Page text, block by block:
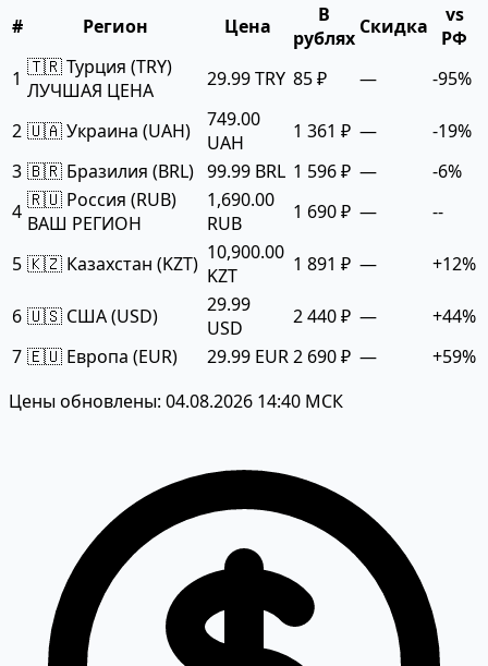
#
Регион Цена
В
рублях Скидка
vs
РФ
1 🇹🇷 Турция (TRY)
ЛУЧШАЯ ЦЕНА
29.99 TRY 85 ₽ — -95%
2 🇺🇦 Украина (UAH)
749.00
UAH
1 361 ₽ —
-19%
3 🇧🇷 Бразилия (BRL) 99.99 BRL 1 596 ₽ —
-6%
4 🇷🇺 Россия (RUB)
ВАШ РЕГИОН
1,690.00
RUB
1 690 ₽ — --
5 🇰🇿 Казахстан (KZT) 10,900.00
KZT
1 891 ₽ — +12%
6 🇺🇸 США (USD)
29.99
USD
2 440 ₽ —
+44%
7 🇪🇺 Европа (EUR) 29.99 EUR2 690 ₽ —
+59%
Цены обновлены: 04.08.2026 14:40 МСК